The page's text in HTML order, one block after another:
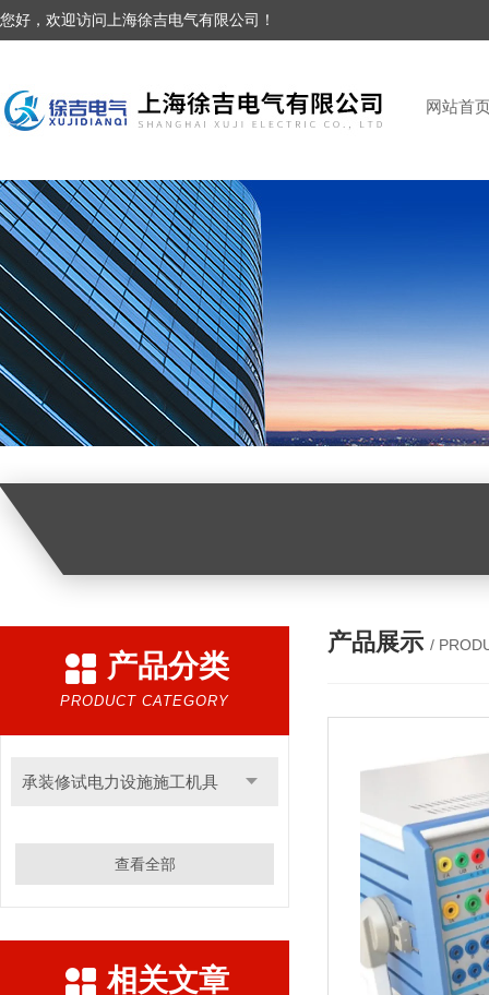
您好，欢迎访问上海徐吉电气有限公司！
网站首
产品展示 /
产品分类
PRODUCT CATEGORY
承装修试电力设施施工机具
查看全部
相关文章